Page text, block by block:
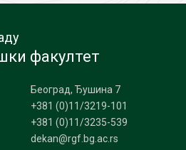
факултет
Београд, Ђушина 7
+381 (0)11/3219-101
+381 (0)11/3235-539
dekan@rgf.bg.ac.rs